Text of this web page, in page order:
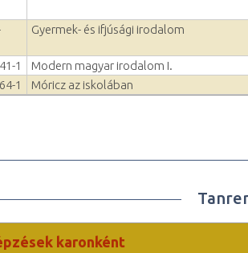
Gyermek- és ifjúsági irodalom
1
Modern magyar irodalom I.
1
Móricz az iskolában
karonként